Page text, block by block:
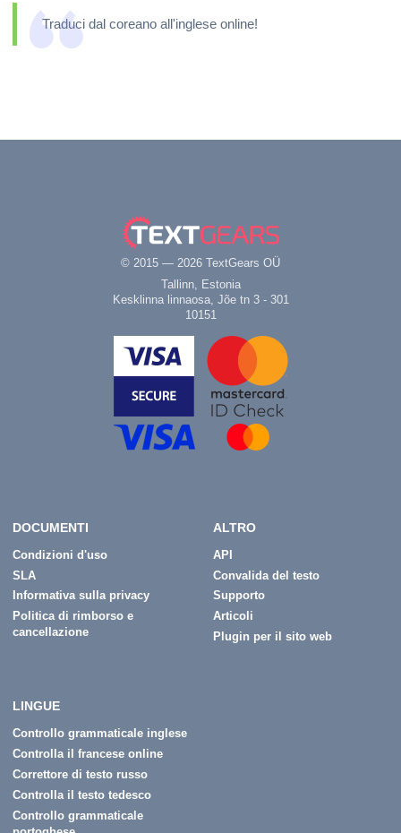
Traduci dal coreano all'inglese online!
© 2015 — 2026 TextGears OÜ
Tallinn, Estonia
Kesklinna linnaosa, Jõe tn 3 - 301
10151
DOCUMENTI
Condizioni d'uso
SLA
Informativa sulla privacy
Politica di rimborso e
cancellazione
ALTRO
API
Convalida del testo
Supporto
Articoli
Plugin per il sito web
LINGUE
Controllo grammaticale inglese
Controlla il francese online
Correttore di testo russo
Controlla il testo tedesco
Controllo grammaticale